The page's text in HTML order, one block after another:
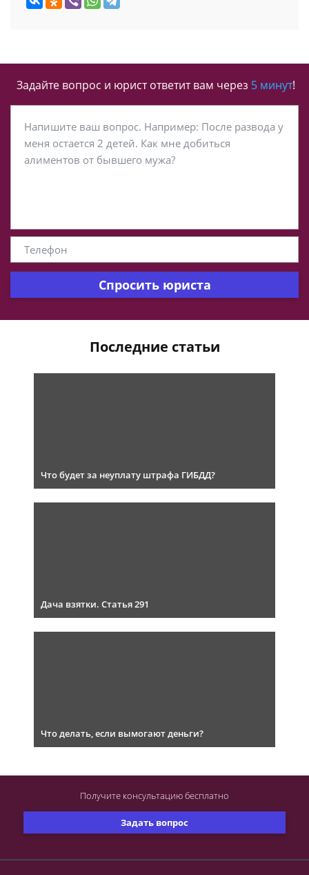
Задайте вопрос и юрист ответит вам через 5 минут!
Спросить юриста
Последние статьи
Что будет за неуплату штрафа ГИБДД?
Дача взятки. Статья 291
Что делать, если вымогают деньги?
Задать вопрос
Получите консультациюбесплатно